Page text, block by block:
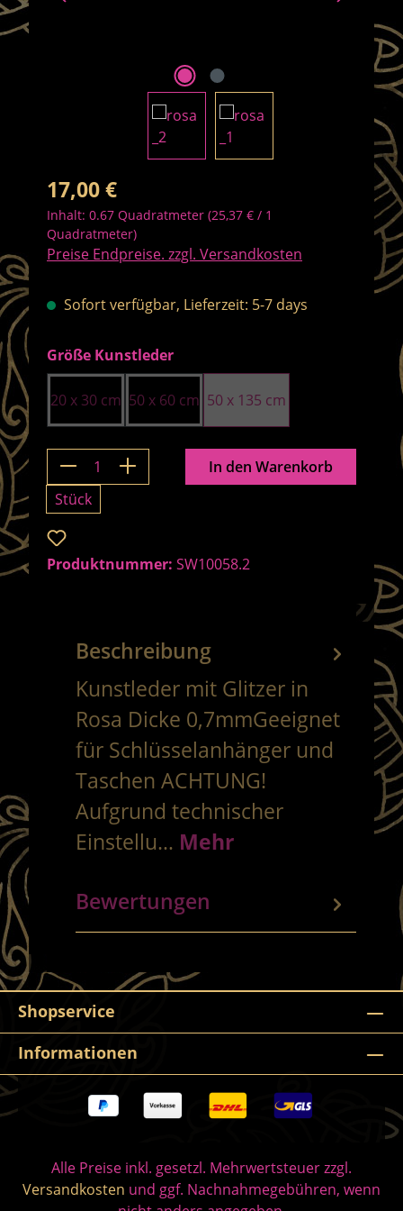
Regulärer Preis:
17,00 €
Inhalt: 0.67 Quadratmeter (25,37 € / 1
Quadratmeter)
Preise Endpreise. zzgl. Versandkosten
Sofort verfügbar, Lieferzeit: 5-7 days
Größe Kunstlederauswählen
20 x 30 cm 50 x 60 cm 50 x 135 cm
Produkt Anzahl: Gib den
Stück
In den Warenkorb
Produktnummer: SW10058.2
Beschreibung
Kunstleder mit Glitzer in
Rosa Dicke 0,7mmGeeignet
für Schlüsselanhänger und
Taschen ACHTUNG!
Aufgrund technischer
Einstellu… Mehr
Bewertungen
Shopservice
Informationen
Alle Preise inkl. gesetzl. Mehrwertsteuer zzgl.
Versandkosten und ggf. Nachnahmegebühren, wenn